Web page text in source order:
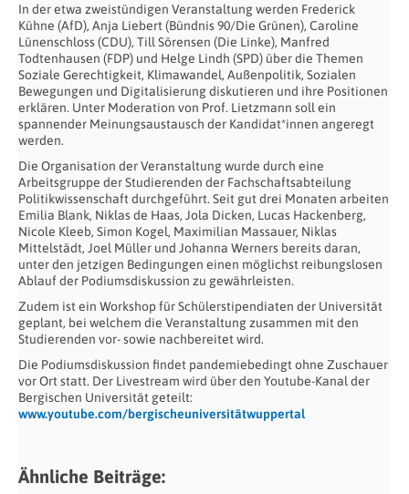
In der etwa zweistündigen Veranstaltung werden Frederick
Kühne (AfD), Anja Liebert (Bündnis 90/Die Grünen), Caroline
Lünenschloss (CDU), Till Sörensen (Die Linke), Manfred
Todtenhausen (FDP) und Helge Lindh (SPD) über die Themen
Soziale Gerechtigkeit, Klimawandel, Außenpolitik, Sozialen
Bewegungen und Digitalisierung diskutieren und ihre Positionen
erklären. Unter Moderation von Prof. Lietzmann soll ein
spannender Meinungsaustausch der Kandidat*innen angeregt
werden.
Die Organisation der Veranstaltung wurde durch eine
Arbeitsgruppe der Studierenden der Fachschaftsabteilung
Politikwissenschaft durchgeführt. Seit gut drei Monaten arbeiten
Emilia Blank, Niklas de Haas, Jola Dicken, Lucas Hackenberg,
Nicole Kleeb, Simon Kogel, Maximilian Massauer, Niklas
Mittelstädt, Joel Müller und Johanna Werners bereits daran,
unter den jetzigen Bedingungen einen möglichst reibungslosen
Ablauf der Podiumsdiskussion zu gewährleisten.
Zudem ist ein Workshop für Schülerstipendiaten der Universität
geplant, bei welchem die Veranstaltung zusammen mit den
Studierenden vor- sowie nachbereitet wird.
Die Podiumsdiskussion findet pandemiebedingt ohne Zuschauer
vor Ort statt. Der Livestream wird über den Youtube-Kanal der
Bergischen Universität geteilt:
www.youtube.com/bergischeuniversitätwuppertal
Ähnliche Beiträge: